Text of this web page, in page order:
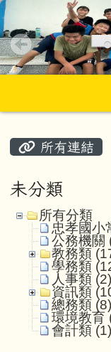
跳至主內容區
花蓮縣立
所有連結
未分類
所有分類
忠孝國小
公務機關
教務類
學務類
人事類 (2)
資訊類
總務類 (8)
環境教育
會計類 (1)